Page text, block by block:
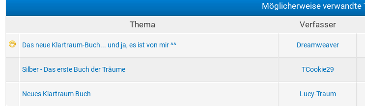
Möglicherweise verwandte
Thema
Verfasser
Das neue Klartraum-Buch... und ja, es ist von mir ^^ Dreamweaver
Silber - Das erste Buch der Träume TCookie29
Neues Klartraum Buch Lucy-Traum